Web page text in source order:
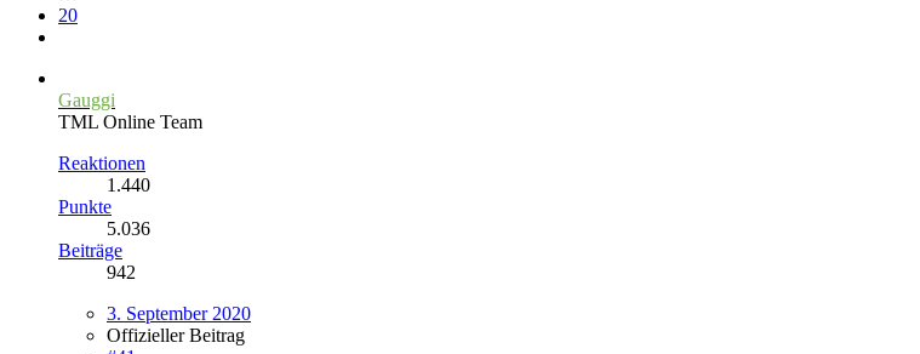
20
Gauggi
TML Online Team
Reaktionen
1.440
Punkte
5.036
Beiträge
942
3. September 2020
Offizieller Beitrag